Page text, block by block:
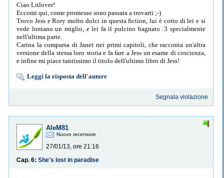
Ciao Litlover!
Eccomi qui, come promesso sono passata a trovarti ;-)
Trovo Jess e Rory molto dolci in questa fiction, lui è cotto di lei e si
vede lontano un miglio, e lei fa il pulcino bagnato :3 specialmente
nell'ultima parte.
Carina la comparsa di Janet nei primi capitoli, che racconta un'altra
versione della stessa loro storia e fa fare a Jess un esame di coscienza,
e infine mi piace tantissimo il titolo dell'ultimo libro di Jess!
Leggi la risposta dell'autore
Segnala violazione
AleM81
Nuovo recensore
27/01/13, ore 21:16
Cap. 6: She's lost in paradise